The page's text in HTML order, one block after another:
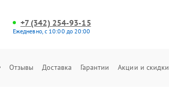
+7 (342) 254-93-15
Ежедневно, с 10:00 до 20:00
Отзывы Доставка Гарантии Акции и скидки